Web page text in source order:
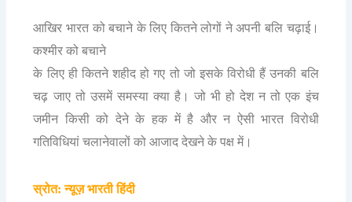
आखिर भारत को बचाने के लिए कितने लोगों ने अपनी बलि चढ़ाई।
कश्मीर को बचाने
के लिए ही कितने शहीद हो गए तो जो इसके विरोधी हैं उनकी बलि
चढ़ जाए तो उसमें समस्या क्या है। जो भी हो देश न तो एक इंच
जमीन किसी को देने के हक में है और न ऐसी भारत विरोधी
गतिविधियां चलानेवालों को आजाद देखने के पक्ष में।
स्रोत: न्यूज़ भारती हिंदी